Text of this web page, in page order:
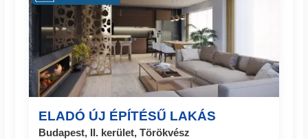
ELADÓ ÚJ ÉPÍTÉSŰ LAKÁS
Budapest, II. kerület, Törökvész